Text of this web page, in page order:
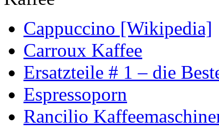
Cappuccino [Wikipedia]
Carroux Kaffee
Ersatzteile # 1 – die
Espressoporn
Rancilio